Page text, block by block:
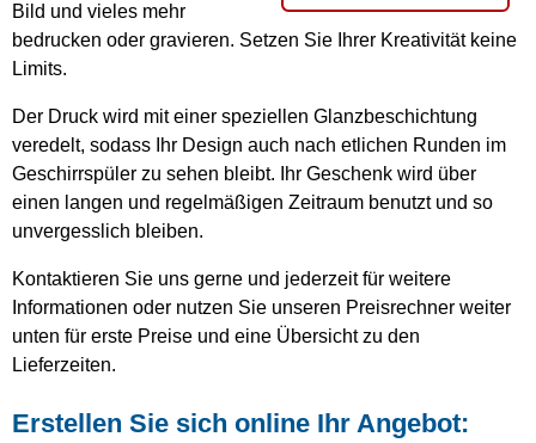
Bild und vieles mehr
bedrucken oder gravieren. Setzen Sie Ihrer Kreativität keine
Limits.
Der Druck wird mit einer speziellen Glanzbeschichtung
veredelt, sodass Ihr Design auch nach etlichen Runden im
Geschirrspüler zu sehen bleibt. Ihr Geschenk wird über
einen langen und regelmäßigen Zeitraum benutzt und so
unvergesslich bleiben.
Kontaktieren Sie uns gerne und jederzeit für weitere
Informationen oder nutzen Sie unseren Preisrechner weiter
unten für erste Preise und eine Übersicht zu den
Lieferzeiten.
Erstellen Sie sich online Ihr Angebot: